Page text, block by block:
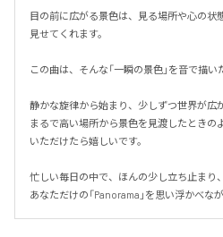
目の前に広がる景色は、見る場所や心の状
見せてくれます。
この曲は、そんな「一瞬の景色」を音で描い
静かな旋律から始まり、少しずつ世界が広
まるで高い場所から景色を見渡したときの
いただけたら嬉しいです。
忙しい毎日の中で、ほんの少し立ち止まり、
あなただけの「Panorama」を思い浮かべな